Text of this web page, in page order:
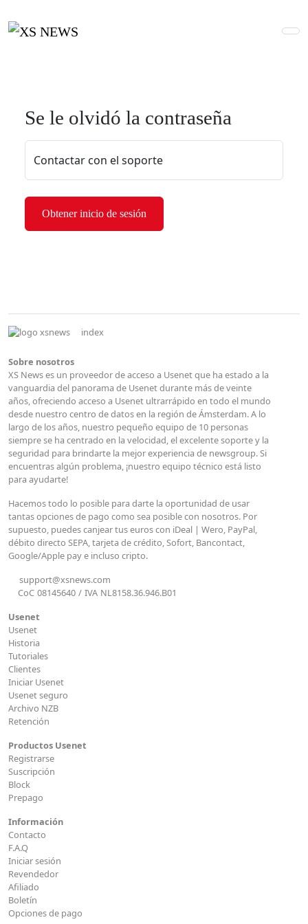
Se le olvidó la contraseña
Contactar con el soporte
Obtener inicio de sesión
index
Sobre nosotros
XS News es un proveedor de acceso a Usenet que ha estado a la
vanguardia del panorama de Usenet durante más de veinte
años, ofreciendo acceso a Usenet ultrarrápido en todo el mundo
desde nuestro centro de datos en la región de Ámsterdam. A lo
largo de los años, nuestro pequeño equipo de 10 personas
siempre se ha centrado en la velocidad, el excelente soporte y la
seguridad para brindarte la mejor experiencia de newsgroup. Si
encuentras algún problema, ¡nuestro equipo técnico está listo
para ayudarte!
Hacemos todo lo posible para darte la oportunidad de usar
tantas opciones de pago como sea posible con nosotros. Por
supuesto, puedes canjear tus euros con iDeal | Wero, PayPal,
débito directo SEPA, tarjeta de crédito, Sofort, Bancontact,
Google/Apple pay e incluso cripto.
support@xsnews.com
CoC 08145640 / IVA NL8158.36.946.B01
Usenet
Usenet
Historia
Tutoriales
Clientes
Iniciar Usenet
Usenet seguro
Archivo NZB
Retención
Productos Usenet
Registrarse
Suscripción
Block
Prepago
Información
Contacto
F.A.Q
Iniciar sesión
Revendedor
Afiliado
Boletín
Opciones de pago